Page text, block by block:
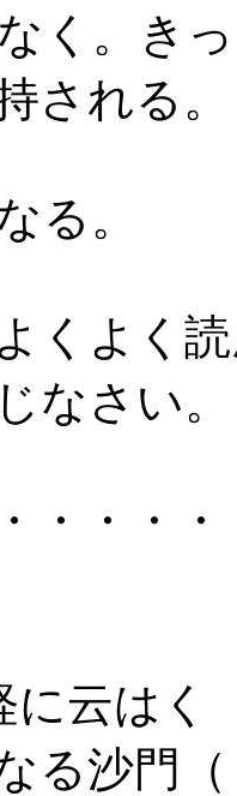
く。き
持され
る。
くよく
なさい。
・・・
云はく
る沙門